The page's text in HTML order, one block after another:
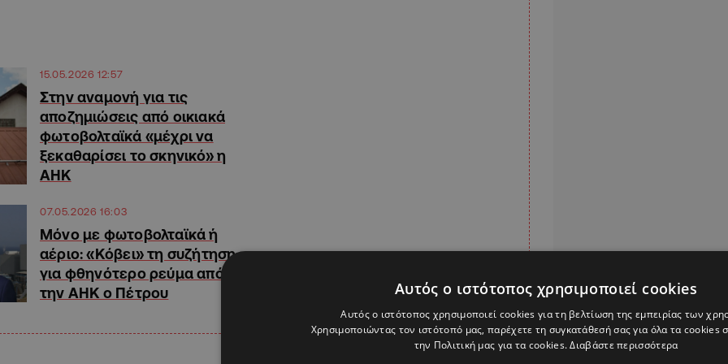
15.05.2026 12:57
Στην αναμονή για τις
αποζημιώσεις από οικιακά
φωτοβολταϊκά «μέχρι να
ξεκαθαρίσει το σκηνικό» η
ΑΗΚ
07.05.2026 16:03
Μόνο με φωτοβολταϊκά ή
αέριο: «Κόβει» τη συζήτηση
για φθηνότερο ρεύμα από
την ΑΗΚ ο Πέτρου
Αυτός ο ιστότοπος χρησιμοποιεί cookies
Αυτός ο ιστότοπος χρησιμοποιεί cookies για τη βελτίωση της εμπειρίας των
Χρησιμοποιώντας τον ιστότοπό μας, παρέχετε τη συγκατάθεσή σας για όλα τα cookies
την Πολιτική μας για τα cookies.Διαβάστε περισσότερα